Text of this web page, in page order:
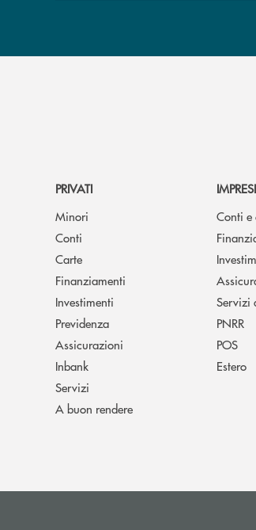
PRIVATI
Minori
Conti
Carte
Finanziamenti
Investimenti
Previdenza
Assicurazioni
Inbank
Servizi
A buon rendere
Conti e
Servizi
PNRR
POS
Estero